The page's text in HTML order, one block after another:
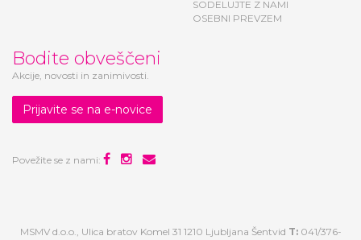
KDO SMO
SODELUJTE Z NAMI
Bodite obveščeni
Prijavite se na e-novice